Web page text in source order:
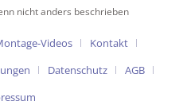
nicht anders beschrieben
Videos
Kontakt
Datenschutz
AGB